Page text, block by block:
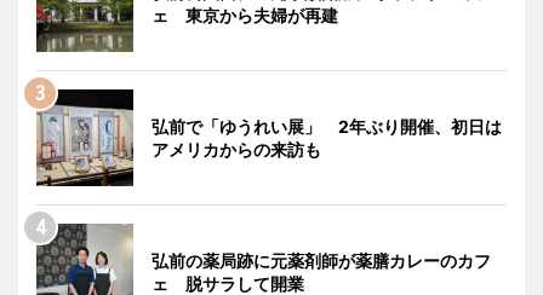
ェ 東京から夫婦が再建
弘前で「ゆうれい展」 2年ぶり開催、初日は
アメリカからの来訪も
弘前の薬局跡に元薬剤師が薬膳カレーのカフ
ェ 脱サラして開業